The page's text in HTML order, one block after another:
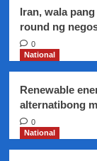
Iran, wala
round ng
0
National
Renewable
alternatibong
0
National